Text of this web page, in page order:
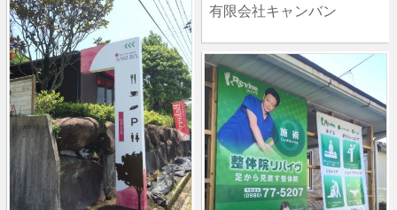
有限会社キャンバン